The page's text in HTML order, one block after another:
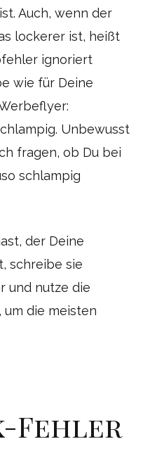
Auch, wenn der
lockerer ist, heißt
ignoriert
wie für Deine
Unbewusst
fragen, ob Du bei
schlampig
der Deine
schreibe sie
und nutze die
die meisten
Fehler